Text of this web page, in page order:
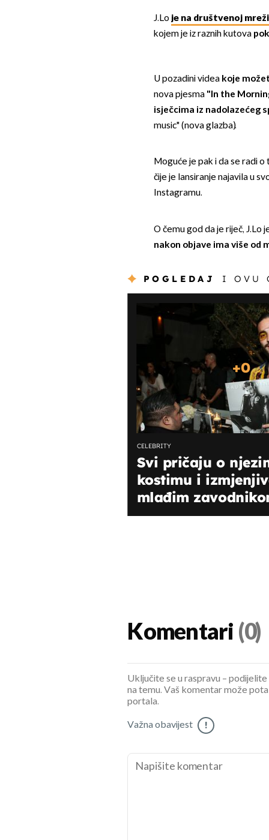
J.Lo je na društvenoj mreži
kojem je iz raznih kutova
U pozadini videa koje
nova pjesma "In the
isječcima iz nadolazećeg
music" (nova glazba).
Moguće je pak i da se radi o
čije je lansiranje najavila u
Instagramu.
O čemu god da je riječ, J.Lo
nakon objave ima više od
POGLEDAJ I OVU
+0
CELEBRITY
Svi pričaju o
kostimu i
mlađim
Komentari (0)
Uključite se u raspravu –
na temu. Vaš komentar može
portala.
Važna obavijest !